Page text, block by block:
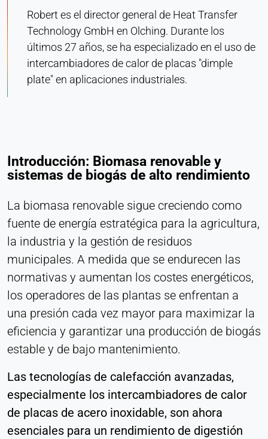
Robert es el director general de Heat Transfer
Technology GmbH en Olching. Durante los
últimos 27 años, se ha especializado en el uso de
intercambiadores de calor de placas "dimple
plate" en aplicaciones industriales.
Introducción: Biomasa renovable y
sistemas de biogás de alto rendimiento
La biomasa renovable sigue creciendo como
fuente de energía estratégica para la agricultura,
la industria y la gestión de residuos
municipales. A medida que se endurecen las
normativas y aumentan los costes energéticos,
los operadores de las plantas se enfrentan a
una presión cada vez mayor para maximizar la
eficiencia y garantizar una producción de biogás
estable y de bajo mantenimiento.
Las tecnologías de calefacción avanzadas,
especialmente los intercambiadores de calor
de placas de acero inoxidable, son ahora
esenciales para un rendimiento de digestión
Cookie duration:
Sesión
LinkedIn
bcookie, li_gc, lidc
Provider:
Corporación LinkedIn
Purpose:
Seguimiento de conversiones
Cookie duration:
1 día - 1 año
Leadinfo
_li_id.#, _li_id.#.expires, _li_ses.#,
_li_ses.#.expires, _li_ses.#.expires,
snowplowOutQueue_#_post2,
snowplowOutQueue_#_post2.expires